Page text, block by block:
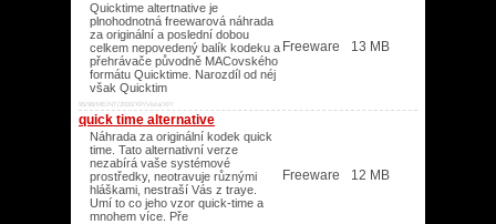
Quicktime altertnative je
plnohodnotná freewarová náhrada
za originální a poslední dobou
celkem nepovedený balík kodeku a
přehrávače původně MACovského
formátu Quicktime. Narozdíl od néj
však Quicktim
95/98/ME/NT/2000/XP/Vista/XP/
Freeware 13 MB
quick time alternative
Náhrada za originální kodek quick
time. Tato alternativní verze
nezabírá vaše systémové
prostředky, neotravuje různými
hláškami, nestraší Vás z traye.
Umí to co jeho vzor quick-time a
mnohem více. Pře
Freeware 12 MB